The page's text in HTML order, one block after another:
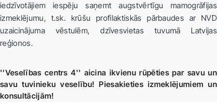
iedzīvotājiem iespēju saņemt augstvērtīgu mamogrāfijas
izmeklējumu, t.sk. krūšu profilaktiskās pārbaudes ar NVD
uzaicinājuma vēstulēm, dzīvesvietas tuvumā Latvijas
reģionos.
''Veselības centrs 4'' aicina ikvienu rūpēties par savu un
savu tuvinieku veselību! Piesakieties izmeklējumiem un
konsultācijām!